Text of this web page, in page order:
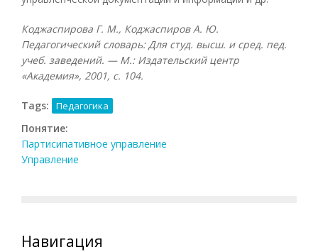
Коджаспирова Г. М., Коджаспиров А. Ю.
Педагогический словарь: Для студ. высш. и сред. пед.
учеб. заведений. — М.: Издательский центр
«Академия», 2001, с. 104.
Tags: Педагогика
Понятие:
Партисипативное управление
Управление
Навигация